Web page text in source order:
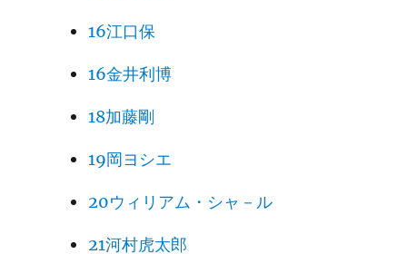
16江口保
16金井利博
18加藤剛
19岡ヨシエ
20ウィリアム・シャ－ル
21河村虎太郎